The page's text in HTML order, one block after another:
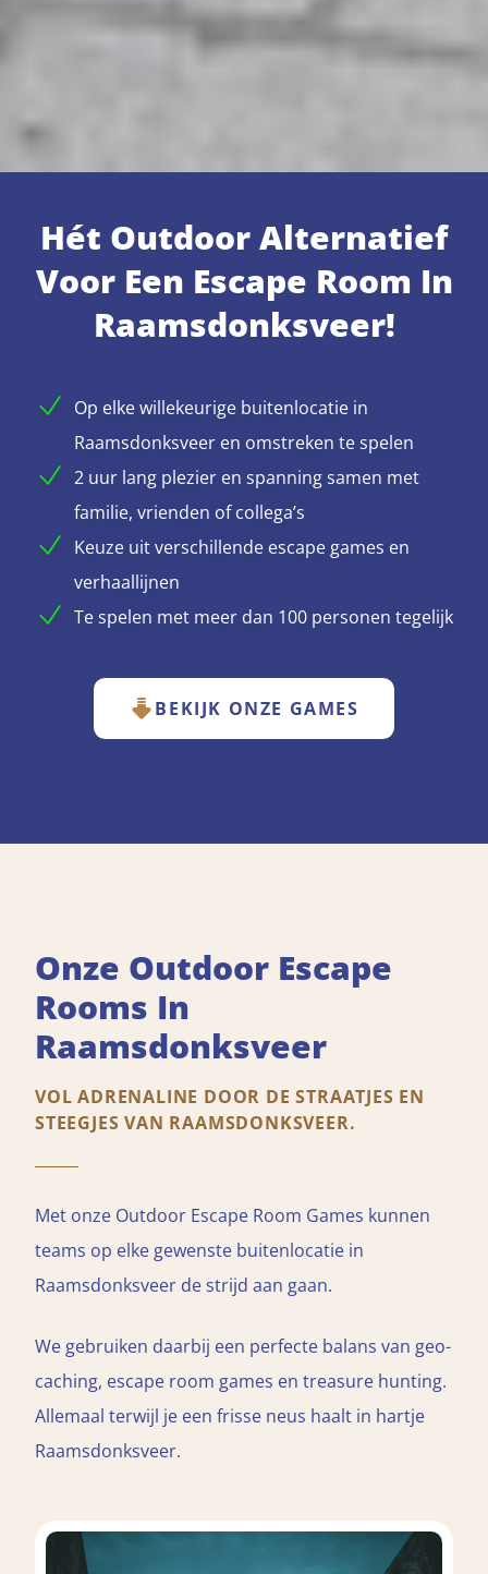
Hét Outdoor Alternatief
Voor Een Escape Room In
Raamsdonksveer!
Op elke willekeurige buitenlocatie in
Raamsdonksveer en omstreken te spelen
2 uur lang plezier en spanning samen met
familie, vrienden of collega’s
Keuze uit verschillende escape games en
verhaallijnen
Te spelen met meer dan 100 personen tegelijk
BEKIJK ONZE GAMES
Onze Outdoor Escape
Rooms In
Raamsdonksveer
VOL ADRENALINE DOOR DE STRAATJES EN
STEEGJES VAN RAAMSDONKSVEER.
Met onze Outdoor Escape Room Games kunnen
teams op elke gewenste buitenlocatie in
Raamsdonksveer de strijd aan gaan.
We gebruiken daarbij een perfecte balans van geo-
caching, escape room games en treasure hunting.
Allemaal terwijl je een frisse neus haalt in hartje
Raamsdonksveer.